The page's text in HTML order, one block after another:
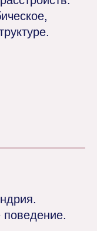
поведение.